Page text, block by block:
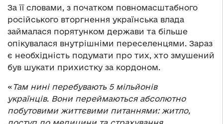
За її словами, з початком повномасштабного
російського вторгнення українська влада
займалася порятунком держави та більше
опікувалася внутрішніми переселенцями. Зараз
є необхідність подумати про тих, хто змушений
був шукати прихистку за кордоном.
« Там нині перебувають 5 мільйонів
українців. Вони переймаються абсолютно
побутовими життєвими питаннями: житло,